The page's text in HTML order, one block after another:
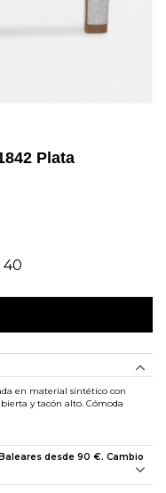
Plata
40
en material sintético con
y tacón alto. Cómoda
desde 90 €. Cambio